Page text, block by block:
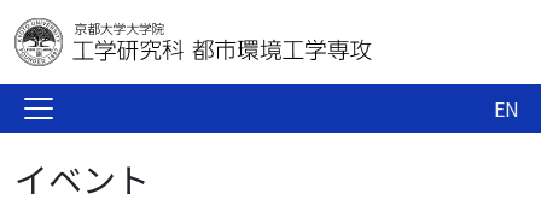
EN
イベント